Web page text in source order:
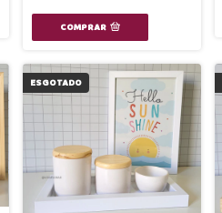
COMPRAR
ESGOTADO